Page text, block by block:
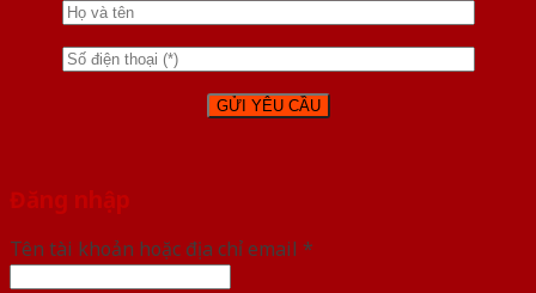
Đăng nhập
Tên tài khoản hoặc địa chỉ email *